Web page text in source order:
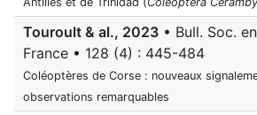
Touroult & al., 2023 • Bull. Soc.
France • 128 (4) : 445-484
Coléoptères de Corse : nouveaux
observations remarquables